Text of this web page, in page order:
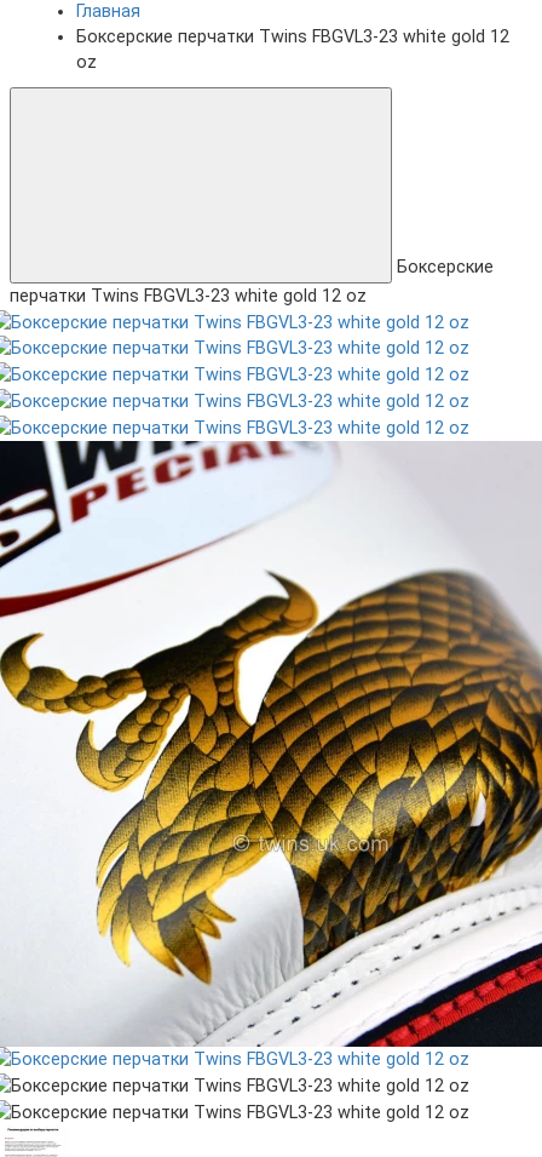
Главная
Боксерские перчатки Twins FBGVL3-23 white gold 12
oz
Боксерские
перчатки Twins FBGVL3-23 white gold 12 oz